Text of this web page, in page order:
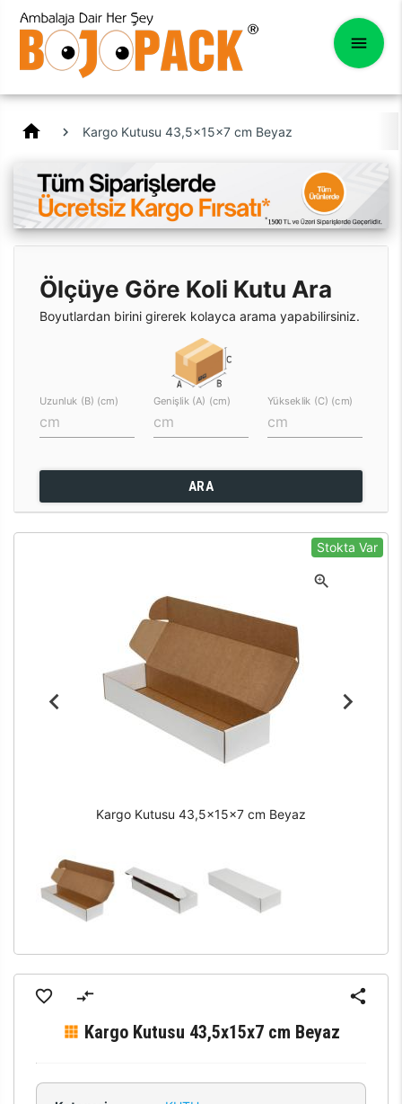
home Kargo Kutusu 43,5x15x7 cm Beyaz
Ölçüye Göre Koli Kutu Ara
Boyutlardan birini girerek kolayca arama yapabilirsiniz.
Uzunluk (B) (cm) Genişlik (A) (cm) Yükseklik (C) (cm)
ARA
Stokta Var
Kargo Kutusu 43,5x15x7 cm Beyaz
Kargo Kutusu 43,5x15x7 cm Beyaz